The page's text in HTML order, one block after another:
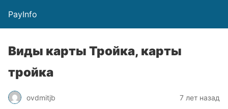
PayInfo
Виды карты Тройка, карты
тройка
ovdmitjb 7 лет назад